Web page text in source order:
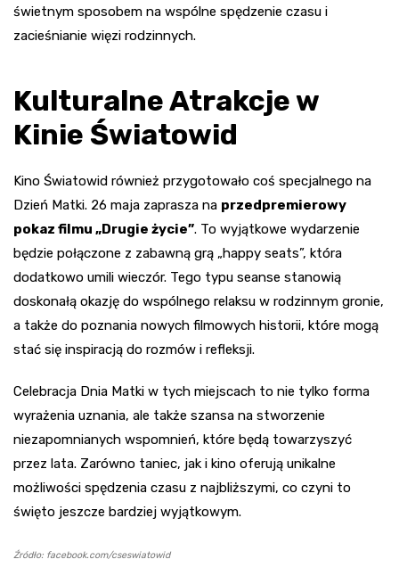
świetnym sposobem na wspólne spędzenie czasu i
zacieśnianie więzi rodzinnych.
Kulturalne Atrakcje w
Kinie Światowid
Kino Światowid również przygotowało coś specjalnego na
Dzień Matki. 26 maja zaprasza na przedpremierowy
pokaz filmu „Drugie życie”. To wyjątkowe wydarzenie
będzie połączone z zabawną grą „happy seats”, która
dodatkowo umili wieczór. Tego typu seanse stanowią
doskonałą okazję do wspólnego relaksu w rodzinnym gronie,
a także do poznania nowych filmowych historii, które mogą
stać się inspiracją do rozmów i refleksji.
Celebracja Dnia Matki w tych miejscach to nie tylko forma
wyrażenia uznania, ale także szansa na stworzenie
niezapomnianych wspomnień, które będą towarzyszyć
przez lata. Zarówno taniec, jak i kino oferują unikalne
możliwości spędzenia czasu z najbliższymi, co czyni to
święto jeszcze bardziej wyjątkowym.
Źródło: facebook.com/cseswiatowid